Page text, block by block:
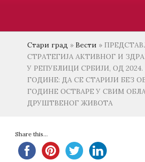
Стари град » Вести »
СТРАТЕГИЈА АКТИВНОГ И
У РЕПУБЛИЦИ СРБИЈИ, ОД 2024.
ГОДИНЕ: ДА СЕ СТАРИЈИ БЕЗ
ГОДИНЕ ОСТВАРЕ У СВИМ
ДРУШТВЕНОГ ЖИВОТА
Share this...